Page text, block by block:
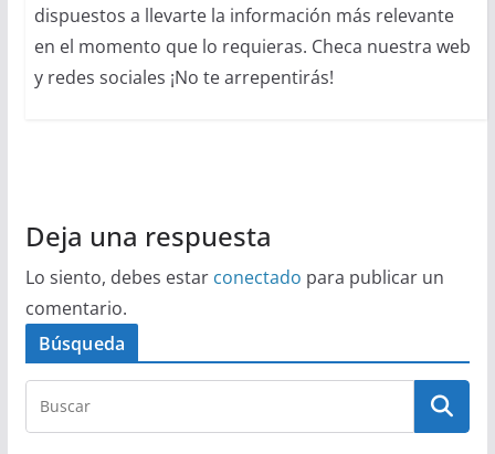
dispuestos a llevarte la información más relevante
en el momento que lo requieras. Checa nuestra web
y redes sociales ¡No te arrepentirás!
Deja una respuesta
Lo siento, debes estar conectado para publicar un
comentario.
Búsqueda